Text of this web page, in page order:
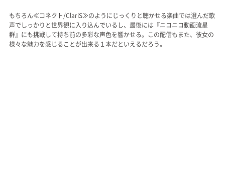
もちろん≪コネクト/ClariS≫のようにじっくりと聴かせる楽曲では澄んだ歌
声でしっかりと世界観に入り込んでいるし、最後には『ニコニコ動画流星
群』にも挑戦して持ち前の多彩な声色を響かせる。この配信もまた、彼女の
様々な魅力を感じることが出来る１本だといえるだろう。